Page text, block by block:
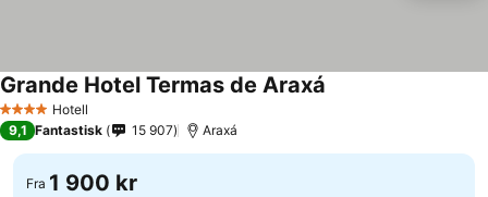
4 StjernerHotell
Grande Hotel Termas de Araxá
9,1 Fantastisk 15 907 Araxá
Fra 1 900 kr